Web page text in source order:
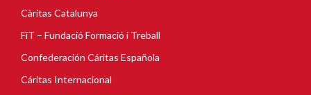
Càritas Catalunya
FiT – Fundació Formació i Treball
Confederación Cáritas Española
Cáritas Internacional